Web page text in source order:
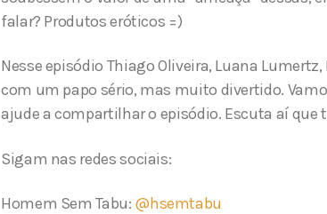
falar? Produtos eróticos =)
Nesse episódio Thiago Oliveira, Luana
com um papo sério, mas muito divertido.
ajude a compartilhar o episódio. Escuta aí que
Sigam nas redes sociais:
Homem Sem Tabu: @hsemtabu